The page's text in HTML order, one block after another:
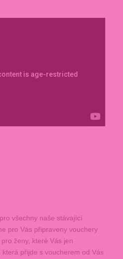
všechny naše stávající
pro Vás připraveny vouchery
ženy, které Vás jen
přijde s voucherem od Vás